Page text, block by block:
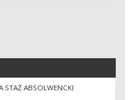
STAŻ ABSOLWENCKI